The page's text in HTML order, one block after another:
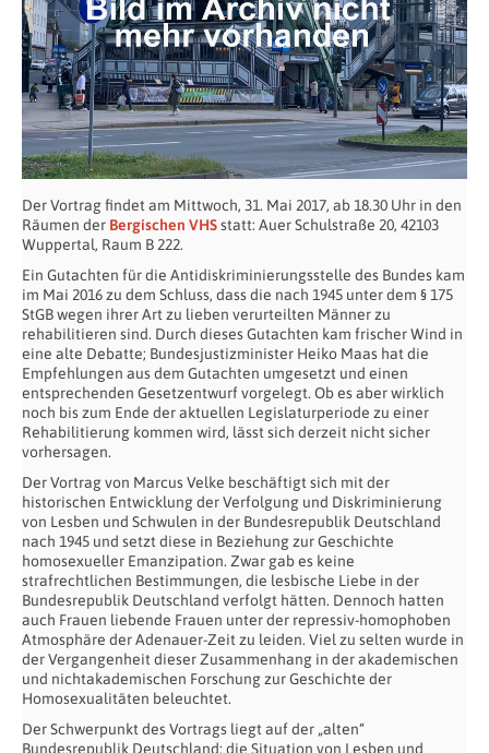
Der Vortrag findet am Mittwoch, 31. Mai 2017, ab 18.30 Uhr in den
Räumen der Bergischen VHSstatt: Auer Schulstraße 20, 42103
Wuppertal, Raum B 222.
Ein Gutachten für die Antidiskriminierungsstelle des Bundes kam
im Mai 2016 zu dem Schluss, dass die nach 1945 unter dem § 175
StGB wegen ihrer Art zu lieben verurteilten Männer zu
rehabilitieren sind. Durch dieses Gutachten kam frischer Wind in
eine alte Debatte; Bundesjustizminister Heiko Maas hat die
Empfehlungen aus dem Gutachten umgesetzt und einen
entsprechenden Gesetzentwurf vorgelegt. Ob es aber wirklich
noch bis zum Ende der aktuellen Legislaturperiode zu einer
Rehabilitierung kommen wird, lässt sich derzeit nicht sicher
vorhersagen.
Der Vortrag von Marcus Velke beschäftigt sich mit der
historischen Entwicklung der Verfolgung und Diskriminierung
von Lesben und Schwulen in der Bundesrepublik Deutschland
nach 1945 und setzt diese in Beziehung zur Geschichte
homosexueller Emanzipation. Zwar gab es keine
strafrechtlichen Bestimmungen, die lesbische Liebe in der
Bundesrepublik Deutschland verfolgt hätten. Dennoch hatten
auch Frauen liebende Frauen unter der repressiv-homophoben
Atmosphäre der Adenauer-Zeit zu leiden. Viel zu selten wurde in
der Vergangenheit dieser Zusammenhang in der akademischen
und nichtakademischen Forschung zur Geschichte der
Homosexualitäten beleuchtet.
Der Schwerpunkt des Vortrags liegt auf der „alten“
Bundesrepublik Deutschland; die Situation von Lesben und